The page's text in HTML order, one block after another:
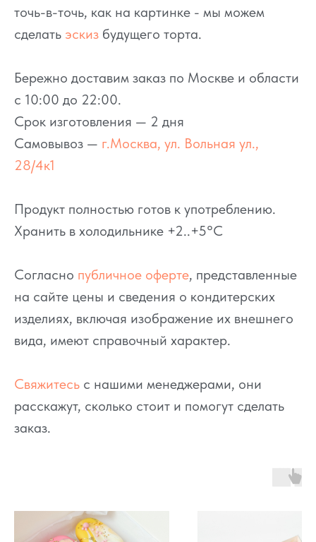
точь-в-точь, как на картинке - мы можем
сделать эскиз будущего торта.
Бережно доставим заказ по Москве и области
с 10:00 до 22:00.
Срок изготовления — 2 дня
Самовывоз — г.Москва, ул. Вольная ул.,
28/4к1
Продукт полностью готов к употреблению.
Хранить в холодильнике +2..+5°C
Согласно публичное оферте, представленные
на сайте цены и сведения о кондитерских
изделиях, включая изображение их внешнего
вида, имеют справочный характер.
Свяжитесь с нашими менеджерами, они
расскажут, сколько стоит и помогут сделать
заказ.